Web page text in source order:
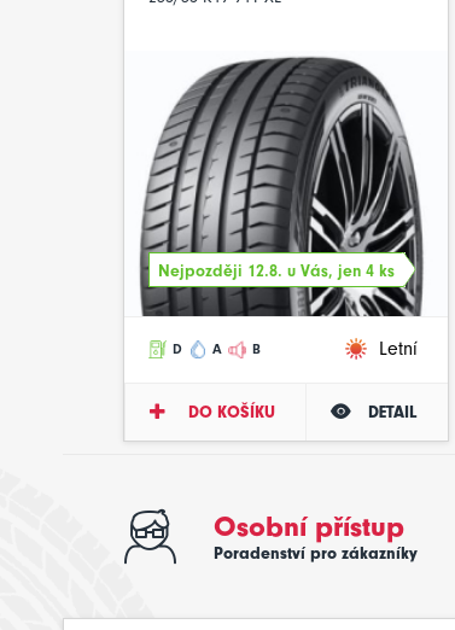
Nejpozději 12.8. u Vás, jen 4 ks
D A B Letní
DO KOŠÍKU DETAIL
Osobní přístup
Poradenství pro zákazníky